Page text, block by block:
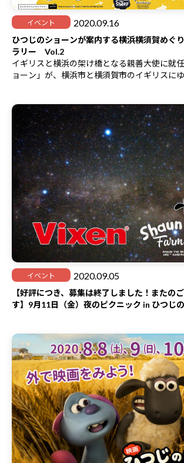
イベント 2020.09.16
ひつじのショーンが案内する横浜横須賀めぐ
ラリー Vol.2
イギリスと横浜の架け橋となる親善大使に就
ョーン」が、横浜市と横須賀市のイギリスに
ント！
また、２個スタンプを集めた方には、先着で
ナルキーホルダーをプレゼントします。
注意‼ スタンプラリーに参加するには、二次
り可能なスマートフォンやタブレットが必要
【基本情報】
開催日
2020年9月16日（水）〜2020年12月15日（火
開催場所
横浜市５か所、横須賀市５か所 合計10か所
お問合わせ
046-822-9577（横須賀市文化スポーツ観光部
主催/共催
横浜市道路局、横須賀集客促進・魅力発信実
イベント 2020.09.05
【好評につき、募集は終了しました！またの
す】9月11日（金）夜のピクニック in ひつじ